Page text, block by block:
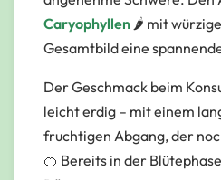
Caryophyllen 🌶️ mit
Gesamtbild eine
Der Geschmack beim
leicht erdig – mit einem
fruchtigen Abgang, der
🍊 Bereits in der